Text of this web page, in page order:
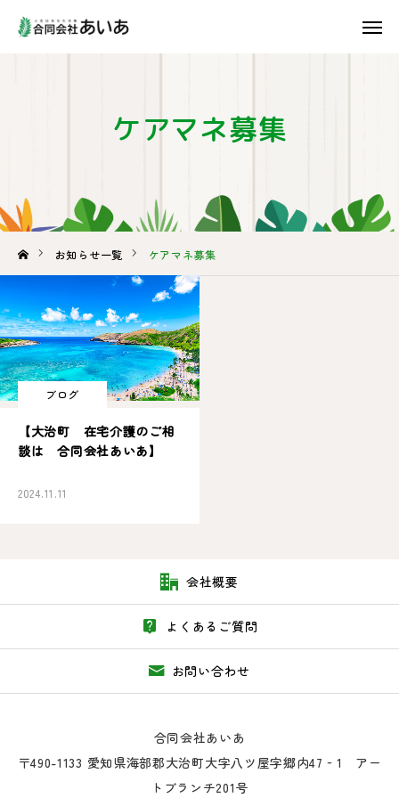
ケアマネ募集
お知らせ一覧 ケアマネ募集
ブログ
【大治町 在宅介護のご相
談は 合同会社あいあ】
2024.11.11
会社概要
よくあるご質問
お問い合わせ
合同会社あいあ
〒490-1133 愛知県海部郡大治町大字八ツ屋字郷内47‐1 アー
トブランチ201号
よくあるご質問
採用情報
会社概要
お知らせ一覧
お問い合わせ